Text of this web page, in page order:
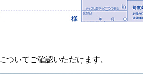
ついてご確認いただけます。